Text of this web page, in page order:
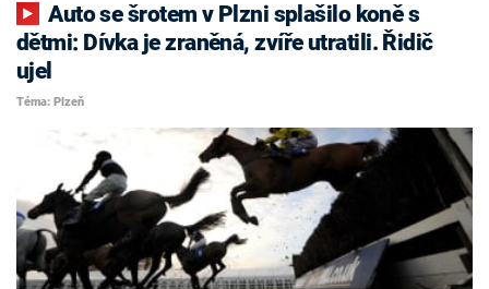
Auto se šrotem v Plzni splašilo koně s
dětmi: Dívka je zraněná, zvíře utratili. Řidič
ujel
Téma: Plzeň